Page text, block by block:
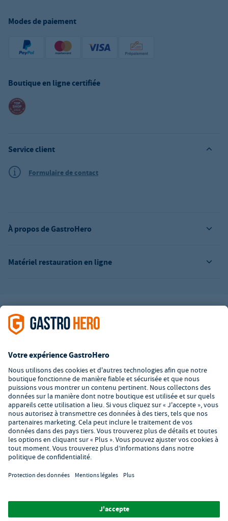
Modes de paiement
Boutique en ligne certifiée
Matériel restauration en ligne
À propos de GastroHero
Service client
Formulaire de contact
L’offre de la société GastroHero est exclusivement destinée aux
entreprises. Tous les prix sont des prix unitaires nets majorés de
Certaines méthodes de paiement peuvent entraîner des frais
supplémentaires.
² PVC : Prix de Vente Conseillé par le fabricant
*A partir d'un montant de 350€ net. Jusqu'à cette date, les frais
de port s'élèvent à 7,90€ (hors TVA).
© 2026 GastroHero - Matériel et équipement de restauration -
Paramètres de confidentialité/Mentions légales